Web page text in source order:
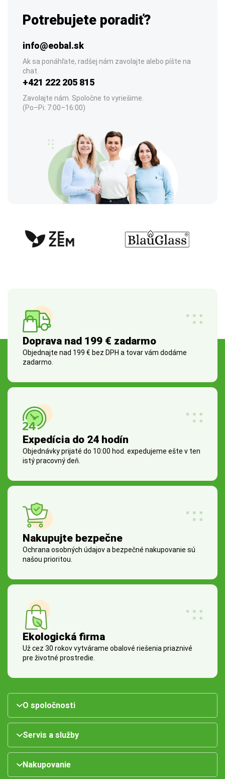
Potrebujete poradiť?
info@eobal.sk
Ak sa ponáhľate, radšej nám zavolajte alebo píšte na
chat.
+421 222 205 815
Zavolajte nám. Spoločne to vyriešime.
(Po–Pi: 7:00–16:00)
Doprava nad 199 € zadarmo
Objednajte nad 199 € bez DPH a tovar vám dodáme
zadarmo.
Expedícia do 24 hodín
Objednávky prijaté do 10:00 hod. expedujeme ešte v ten
istý pracovný deň.
Nakupujte bezpečne
Ochrana osobných údajov a bezpečné nakupovanie sú
našou prioritou.
Ekologická firma
Už cez 30 rokov vytvárame obalové riešenia priaznivé
pre životné prostredie.
O spoločnosti
Servis a služby
Nakupovanie